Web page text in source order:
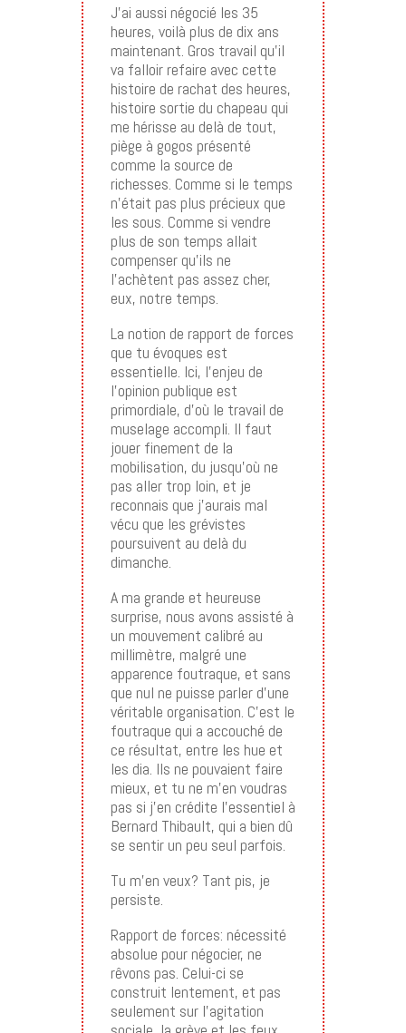
J’ai aussi négocié les 35
heures, voilà plus de dix ans
maintenant. Gros travail qu’il
va falloir refaire avec cette
histoire de rachat des heures,
histoire sortie du chapeau qui
me hérisse au delà de tout,
piège à gogos présenté
comme la source de
richesses. Comme si le temps
n’était pas plus précieux que
les sous. Comme si vendre
plus de son temps allait
compenser qu’ils ne
l’achètent pas assez cher,
eux, notre temps.
La notion de rapport de forces
que tu évoques est
essentielle. Ici, l’enjeu de
l’opinion publique est
primordiale, d’où le travail de
muselage accompli. Il faut
jouer finement de la
mobilisation, du jusqu’où ne
pas aller trop loin, et je
reconnais que j’aurais mal
vécu que les grévistes
poursuivent au delà du
dimanche.
A ma grande et heureuse
surprise, nous avons assisté à
un mouvement calibré au
millimètre, malgré une
apparence foutraque, et sans
que nul ne puisse parler d’une
véritable organisation. C’est le
foutraque qui a accouché de
ce résultat, entre les hue et
les dia. Ils ne pouvaient faire
mieux, et tu ne m’en voudras
pas si j’en crédite l’essentiel à
Bernard Thibault, qui a bien dû
se sentir un peu seul parfois.
Tu m’en veux? Tant pis, je
persiste.
Rapport de forces: nécessité
absolue pour négocier, ne
rêvons pas. Celui-ci se
construit lentement, et pas
seulement sur l’agitation